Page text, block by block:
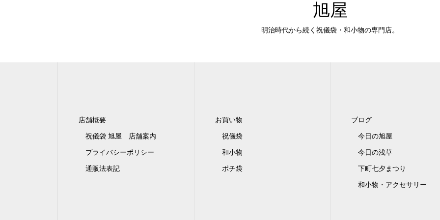
旭屋
明治時代から続く祝儀袋・和小物の専門店。
店舗概要
祝儀袋 旭屋 店舗案内
プライバシーポリシー
通販法表記
お買い物
祝儀袋
和小物
ポチ袋
ブログ
今日の旭屋
今日の浅草
下町七夕まつり
和小物・アクセサリー